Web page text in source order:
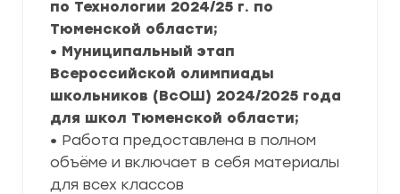
по Технологии 2024/25 г. по
Тюменской области;
• Муниципальный этап
Всероссийской олимпиады
школьников (ВсОШ) 2024/2025 года
для школ Тюменской области;
• Работа предоставлена в полном
объёме и включает в себя материалы
для всех классов